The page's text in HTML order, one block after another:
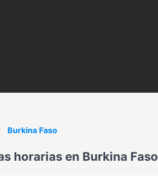
Burkina Faso
horarias en Burkina Faso